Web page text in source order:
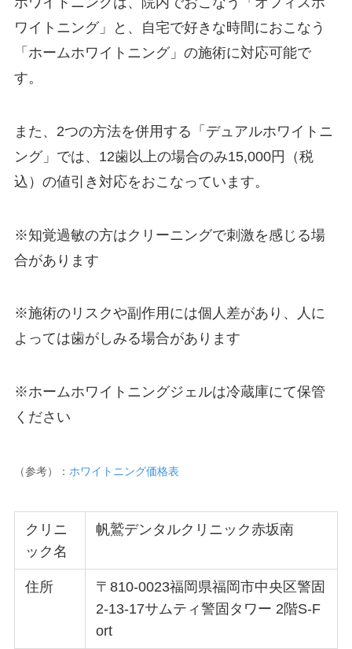
ワイトニング」と、自宅で好きな時間におこなう
「ホームホワイトニング」の施術に対応可能で
す。
また、2つの方法を併用する「デュアルホワイトニ
ング」では、12歯以上の場合のみ15,000円（税
込）の値引き対応をおこなっています。
※知覚過敏の方はクリーニングで刺激を感じる場
合があります
※施術のリスクや副作用には個人差があり、人に
よっては歯がしみる場合があります
※ホームホワイトニングジェルは冷蔵庫にて保管
ください
（参考）： ホワイトニング価格表
クリニ
ック名
帆鷲デンタルクリニック赤坂南
住所
〒810-0023福岡県福岡市中央区警固
2-13-17サムティ警固タワー 2階S-F
ort